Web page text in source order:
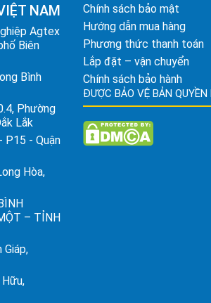
NAM
Agtex
Biên
Bình
Phường
Lắk
P15 - Quận
Hòa,
– TỈNH
Giáp,
Chính sách bảo mật
Hướng dẫn mua hàng
Phương thức thanh toán
Lắp đặt – vận chuyển
Chính sách bảo hành
ĐƯỢC BẢO VỆ BẢN